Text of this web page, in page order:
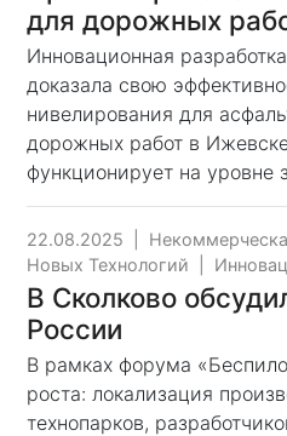
для дорожных
Инновационная
доказала свою
нивелирования для
дорожных работ в
функционирует на уровне
22.08.2025
Новых Технологий
В Сколково
России
В рамках форума
роста: локализация
технопарков,